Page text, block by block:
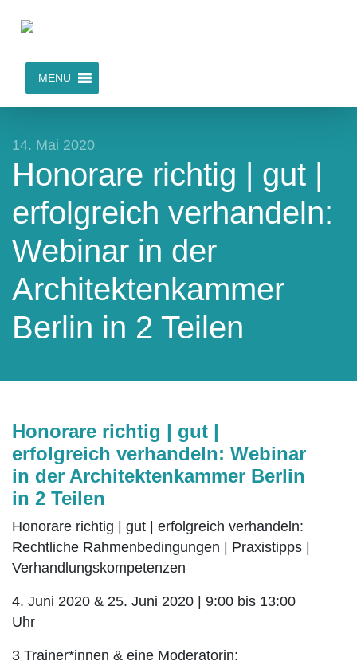
MENU
14. Mai 2020
Honorare richtig | gut |
erfolgreich verhandeln:
Webinar in der
Architektenkammer
Berlin in 2 Teilen
Honorare richtig | gut |
erfolgreich verhandeln: Webinar
in der Architektenkammer Berlin
in 2 Teilen
Honorare richtig | gut | erfolgreich verhandeln:
Rechtliche Rahmenbedingungen | Praxistipps |
Verhandlungskompetenzen
4. Juni 2020 & 25. Juni 2020 | 9:00 bis 13:00
Uhr
3 Trainer*innen & eine Moderatorin: